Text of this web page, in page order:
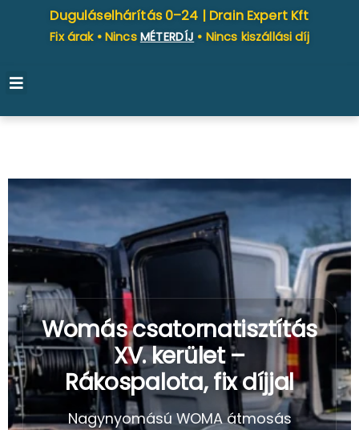
Duguláselhárítás 0–24 | Drain Expert Kft
Fix árak • Nincs MÉTERDÍJ • Nincs kiszállási díj
Womás csatornatisztítás
XV. kerület –
Rákospalota, fix díjjal
Nagynyomású WOMA átmosás